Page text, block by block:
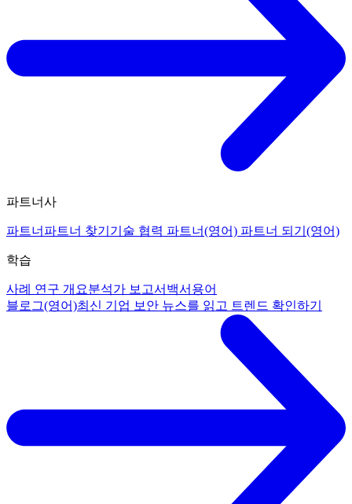
파트너사
파트너 파트너 찾기 기술 협력 파트너(영어) 파트너 되기(영어)
학습
사례 연구 개요분석가 보고서 백서 용어
블로그(영어)최신 기업 보안 뉴스를 읽고 트렌드 확인하기